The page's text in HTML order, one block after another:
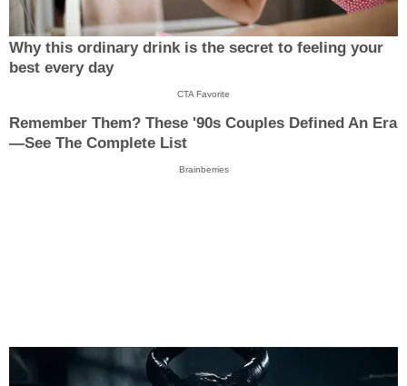
Why this ordinary drink is the secret to feeling your
best every day
CTA Favorite
Remember Them? These '90s Couples Defined An Era
—See The Complete List
Brainberries